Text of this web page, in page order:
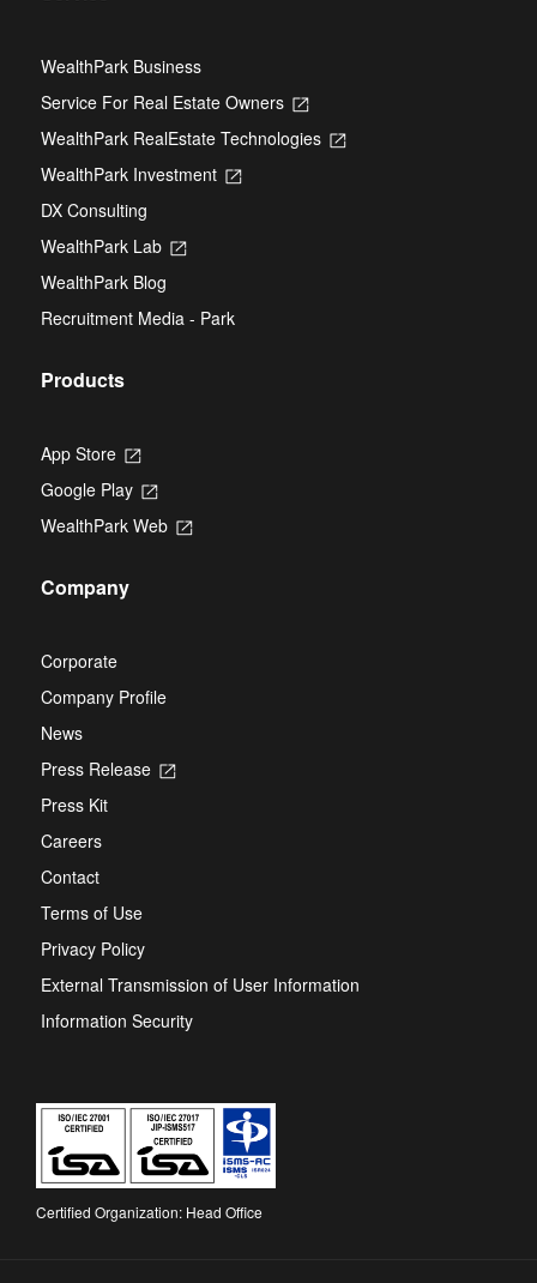
WealthPark Business
Service For Real Estate Owners
Opens
a
WealthPark RealEstate Technologies
Opens
WealthPark Investment
Opens
DX Consulting
WealthPark Lab
Opens
new
tab
WealthPark Blog
Recruitment Media - Park
Products
App Store
Opens
a
new
tab
Google Play
Opens
a
WealthPark Web
Opens
Company
Corporate
Company Profile
News
Press Release
Opens
Press Kit
Careers
Contact
Terms of Use
Privacy Policy
External Transmission of User Information
Information Security
Certified Organization: Head Office